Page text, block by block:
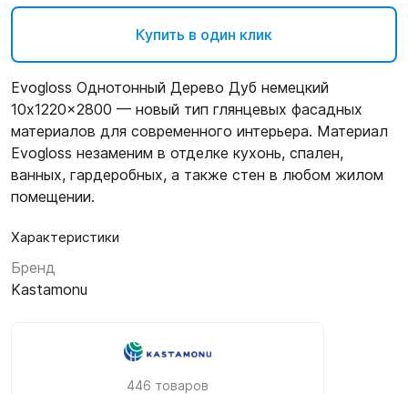
Купить в один клик
Evogloss Однотонный Дерево Дуб немецкий
10x1220x2800 — новый тип глянцевых фасадных
материалов для современного интерьера. Материал
Evogloss незаменим в отделке кухонь, спален,
ванных, гардеробных, а также стен в любом жилом
помещении.
Характеристики
Бренд
Kastamonu
446 товаров